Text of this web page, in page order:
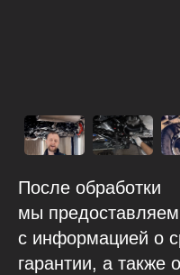
После обработки
мы предоставляем
с информацией о
гарантии, а также